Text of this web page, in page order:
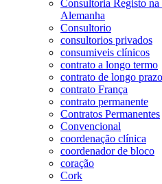
Consultoria Registo
Alemanha
Consultorio
consultorios privados
consumiveis clínicos
contrato a longo termo
contrato de longo prazo
contrato França
contrato permanente
Contratos Permanentes
Convencional
coordenação clínica
coordenador de bloco
coração
Cork